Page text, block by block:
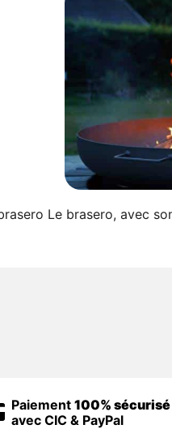
Le brasero, avec
Paiement 100% sécurisé
avec CIC & PayPal